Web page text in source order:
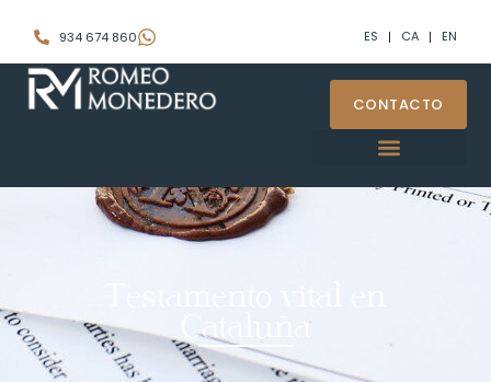
934 674 860 ES CA EN
CONTACTO
Cataluña